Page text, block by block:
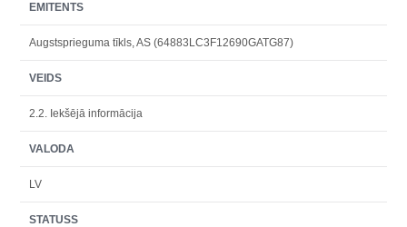
EMITENTS
Augstsprieguma tīkls, AS (64883LC3F12690GATG87)
VEIDS
2.2. Iekšējā informācija
VALODA
LV
STATUSS